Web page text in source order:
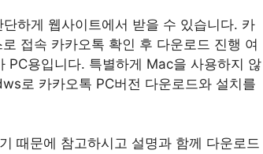
하게 웹사이트에서 받을 수 있습니다. 카
접속 카카오톡 확인 후 다운로드 진행 여
용입니다. 특별하게 Mac을 사용하지 않
로 카카오톡 PC버전 다운로드와 설치를
때문에 참고하시고 설명과 함께 다운로드